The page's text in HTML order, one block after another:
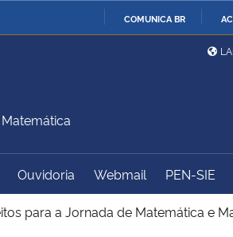
COMUNICA BR
Ministério da Defesa
Ministério
Exteriores
Ministério do
Desenvolvimento Regional
União
Ouvidoria Webmail PEN-SIE
para a Jornada de Matemática e